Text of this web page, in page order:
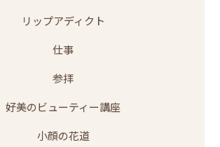
リップアディクト
仕事
参拝
好美のビューティー講座
小顔の花道